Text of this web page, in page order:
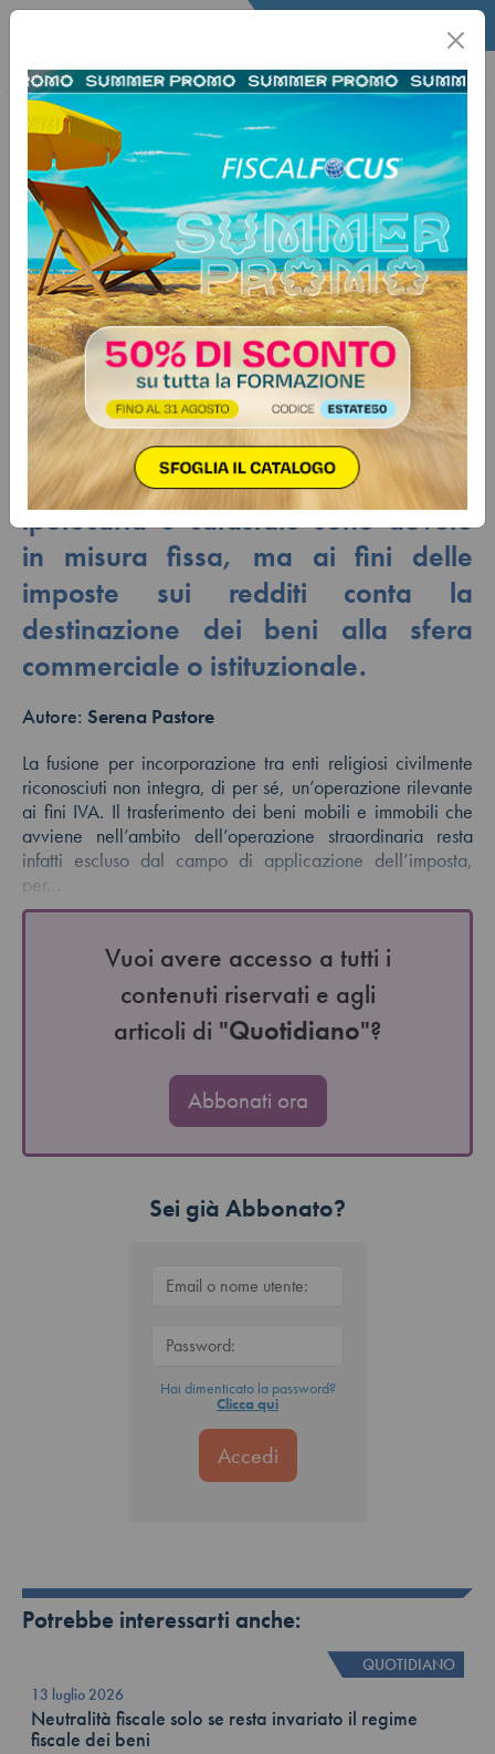
Home Quotidiano Il Quotidiano Articoli Fisco
8 luglio 2026
Categorie: Operazioni straordinarie > Fusione
Fusione tra enti religiosi: niente IVA,
ma conta la destinazione degli
immobili
Nelle operazioni di incorporazione
tra enti religiosi civilmente
riconosciuti il trasferimento dei beni
resta escluso da IVA. Registro,
ipotecaria e catastale sono dovute
in misura fissa, ma ai fini delle
imposte sui redditi conta la
destinazione dei beni alla sfera
commerciale o istituzionale.
Autore: Serena Pastore
La fusione per incorporazione tra enti religiosi civilmente
riconosciuti non integra, di per sé, un’operazione rilevante
ai fini IVA. Il trasferimento dei beni mobili e immobili che
avviene nell’ambito dell’operazione straordinaria resta
infatti escluso dal campo di applicazione dell’imposta,
per…
Vuoi avere accesso a tutti i
contenuti riservati e agli
articoli di "Quotidiano"?
Abbonati ora
Sei già Abbonato?
Hai dimenticato la password?
Clicca qui
Potrebbe interessarti anche:
QUOTIDIANO
13 luglio 2026
Neutralità fiscale solo se resta invariato il regime
fiscale dei beni